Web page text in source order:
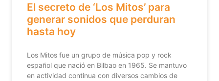
El secreto de ‘Los Mitos’ para
generar sonidos que perduran
hasta hoy
Los Mitos fue un grupo de música pop y rock
español que nació en Bilbao en 1965. Se mantuvo
en actividad continua con diversos cambios de